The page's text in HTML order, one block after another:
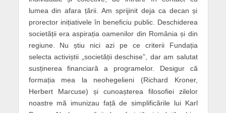
lumea din afara țării. Am sprijinit deja ca decan și
prorector inițiativele în beneficiu public. Deschiderea
societății era aspirația oamenilor din România și din
regiune. Nu știu nici azi pe ce criterii Fundația
selecta activiștii „societății deschise”, dar am salutat
susținerea financiară a programelor. Desigur că
formația mea la neohegelieni (Richard Kroner,
Herbert Marcuse) și cunoașterea filosofiei zilelor
noastre mă imunizau față de simplificările lui Karl